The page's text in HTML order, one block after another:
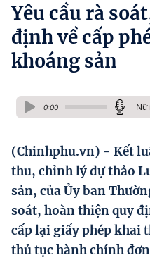
Tham vấn chính sách
Người dân góp ý
Chính sách và cuộc sống
Phát triển kinh tế tư
Ocop và chuỗi giá trị
Kinh tế tư nhân
Doanh nghiệp dân tộc
Yêu cầu rà
định về cấp
khoáng sản
0:00 Nữ
(Chinhphu.vn) - Kết
thu, chỉnh lý dự thảo
sản, của Ủy ban
soát, hoàn thiện quy
cấp lại giấy phép khai
thủ tục hành chính